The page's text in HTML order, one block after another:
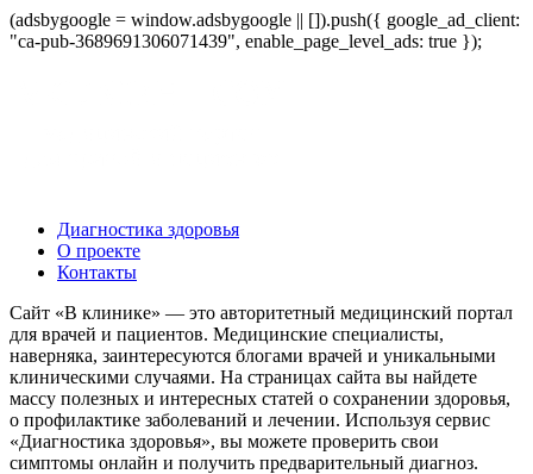
(adsbygoogle = window.adsbygoogle || []).push({ google_ad_client:
"ca-pub-3689691306071439", enable_page_level_ads: true });
Диагностика здоровья
О проекте
Контакты
Сайт «В клинике» — это авторитетный медицинский портал
для врачей и пациентов. Медицинские специалисты,
наверняка, заинтересуются блогами врачей и уникальными
клиническими случаями. На страницах сайта вы найдете
массу полезных и интересных статей о сохранении здоровья,
о профилактике заболеваний и лечении. Используя сервис
«Диагностика здоровья», вы можете проверить свои
симптомы онлайн и получить предварительный диагноз.